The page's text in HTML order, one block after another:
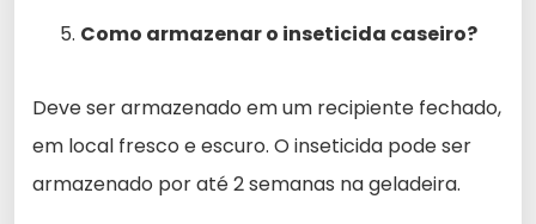
Como armazenar o inseticida caseiro?
Deve ser armazenado em um recipiente fechado,
em local fresco e escuro. O inseticida pode ser
armazenado por até 2 semanas na geladeira.